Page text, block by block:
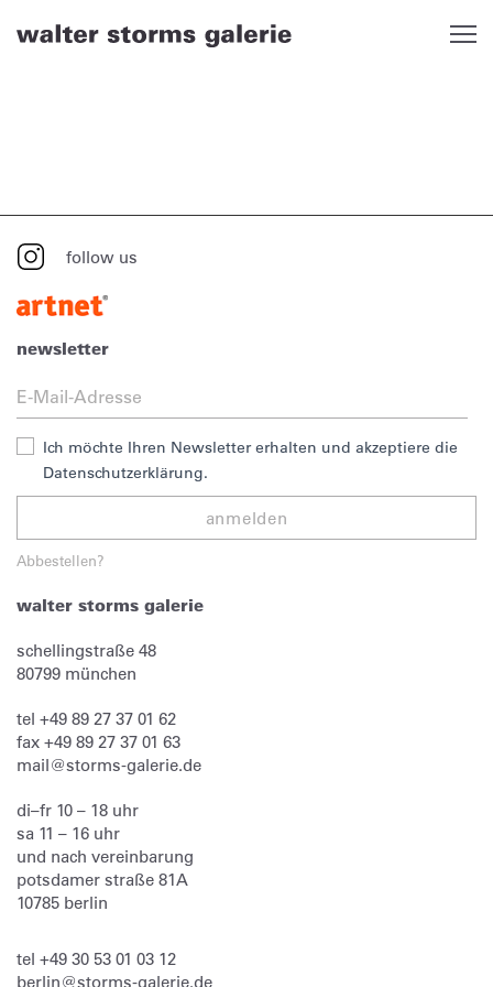
follow us
newsletter
Ich möchte Ihren Newsletter erhalten und akzeptiere die
Datenschutzerklärung.
anmelden
Abbestellen?
walter storms galerie
schellingstraße 48
80799 münchen
tel +49 89 27 37 01 62
fax +49 89 27 37 01 63
mail@storms-galerie.de
di–fr 10 – 18 uhr
sa 11 – 16 uhr
und nach vereinbarung
potsdamer straße 81A
10785 berlin
tel +49 30 53 01 03 12
berlin@storms-galerie.de